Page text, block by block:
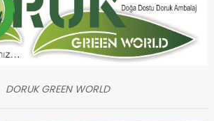
DORUK GREEN WORLD